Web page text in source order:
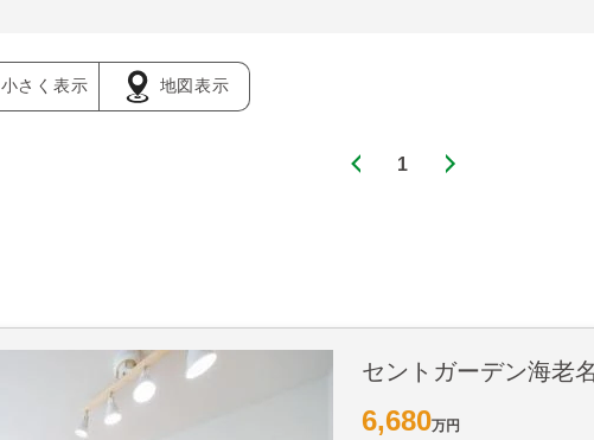
小さく表示 地図表示
1
セントガーデン海老
6,680万円